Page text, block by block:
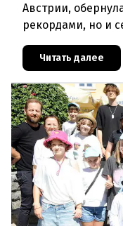
Австрии,
рекордами, но и
рост случаев
Читать далее